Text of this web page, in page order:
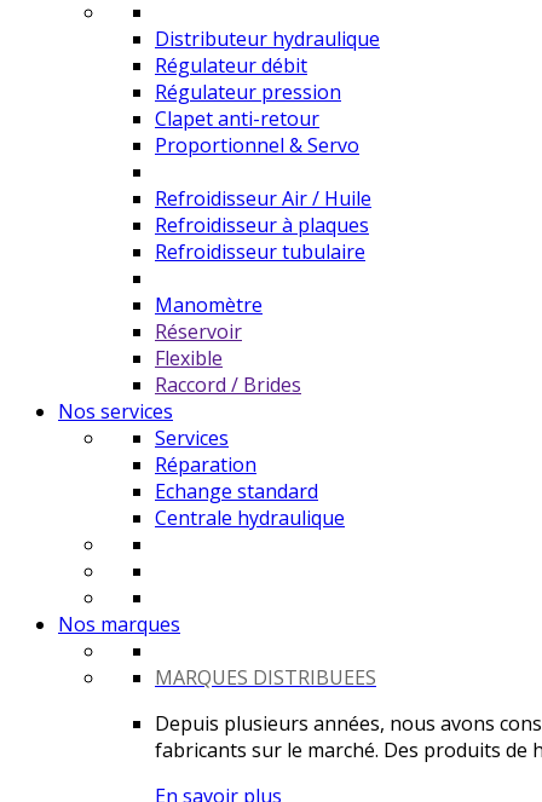
Distributeur hydraulique
Régulateur débit
Régulateur pression
Clapet anti-retour
Proportionnel & Servo
Refroidisseur Air / Huile
Refroidisseur à plaques
Refroidisseur tubulaire
Manomètre
Réservoir
Flexible
Raccord / Brides
Nos services
Services
Réparation
Echange standard
Centrale hydraulique
Nos marques
MARQUES DISTRIBUEES
Depuis plusieurs années, nous avons
fabricants sur le marché. Des produits de
En savoir plus